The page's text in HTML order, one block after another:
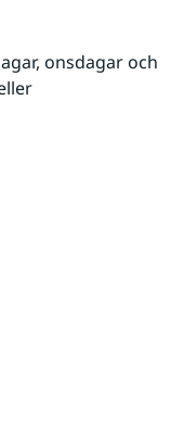
onsdagar och